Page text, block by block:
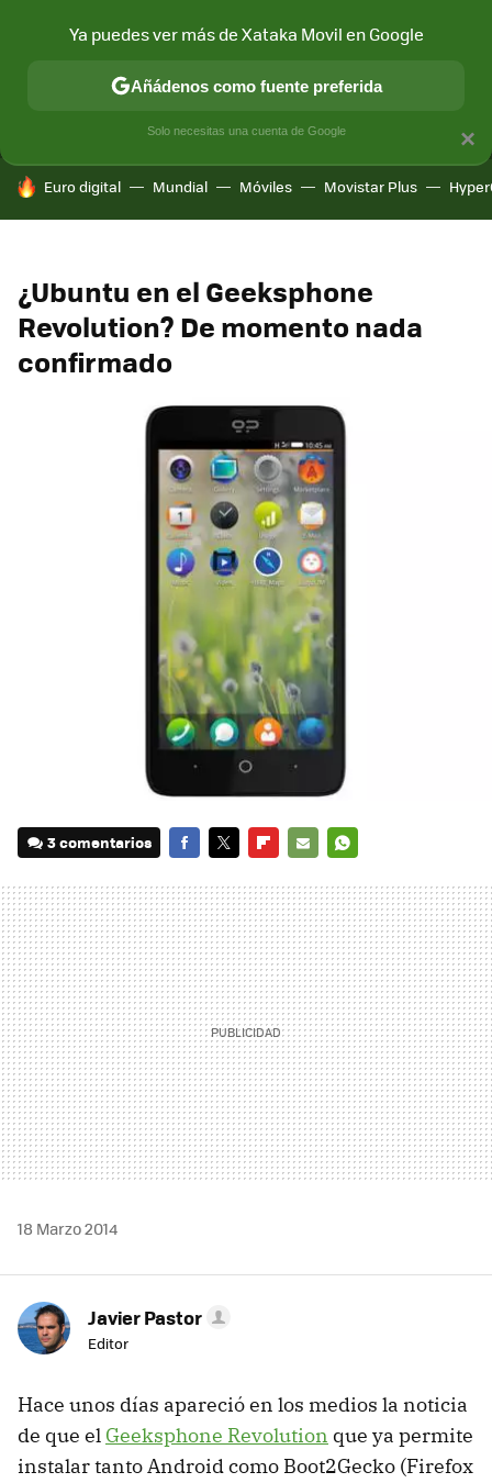
MÓVIL Y SOCIEDAD APLICACIONES
HOY SE HABLA DE
Euro digital Mundial Móviles Movistar Plus
¿Ubuntu en el Geeksphone
Revolution? De momento nada
confirmado
3 comentarios
MAIL
18 Marzo 2014
Javier Pastor
Editor
Hace unos días apareció en los medios la noticia
de que el Geeksphone Revolution que ya permite
instalar tanto Android como Boot2Gecko (Firefox
×
Ya puedes ver más de Xataka Movil en Google
Añádenos como fuente preferida
Solo necesitas una cuenta de Google